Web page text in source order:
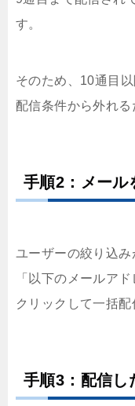
す。
そのため、10通目
配信条件から外れる
手順2：メール
ユーザーの絞り込み
「以下のメールア
クリックして一括配
手順3：配信し